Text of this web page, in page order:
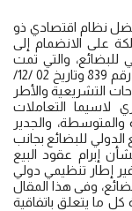
نظام اقتصادي ذو
على الانضمام إلى
للبضائع، والتي تمت
الموافقة على الانضمام لها بقرار مجلس الوزراء رقم 839 وتاريخ 02 /12/
التشريعية والأطر
لاسيما التعاملات
والمتوسطة، والجدير
الدولي للبضائع بجانب
إبرام عقود البيع
إطار تنظيمي دولي
وفى هذا المقال
ما يتعلق باتفاقية